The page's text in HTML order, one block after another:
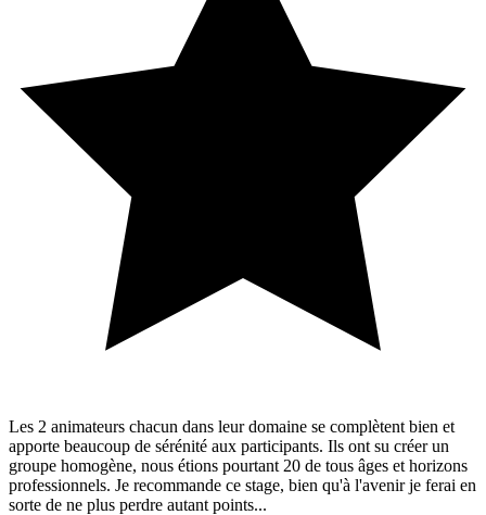
Les 2 animateurs chacun dans leur domaine se complètent bien et
apporte beaucoup de sérénité aux participants. Ils ont su créer un
groupe homogène, nous étions pourtant 20 de tous âges et horizons
professionnels. Je recommande ce stage, bien qu'à l'avenir je ferai en
sorte de ne plus perdre autant points...